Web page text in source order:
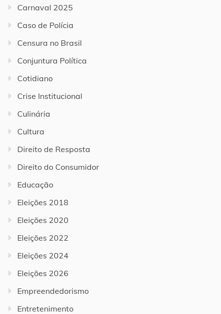
Carnaval 2025
Caso de Polícia
Censura no Brasil
Conjuntura Política
Cotidiano
Crise Institucional
Culinária
Cultura
Direito de Resposta
Direito do Consumidor
Educação
Eleições 2018
Eleições 2020
Eleições 2022
Eleições 2024
Eleições 2026
Empreendedorismo
Entretenimento